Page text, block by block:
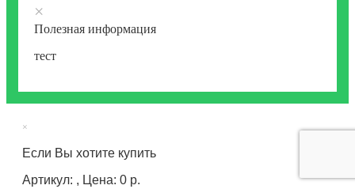
×
Полезная информация
тест
×
Если Вы хотите купить
Артикул: , Цена: 0 р.